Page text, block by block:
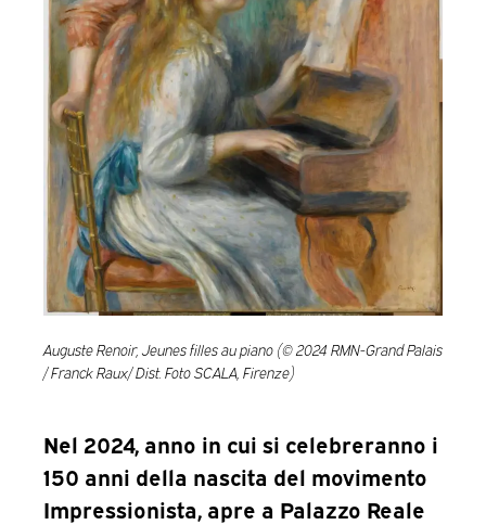
Auguste Renoir, Jeunes filles au piano (© 2024 RMN-Grand Palais
/ Franck Raux/ Dist. Foto SCALA, Firenze)
Nel 2024, anno in cui si celebreranno i
150 anni della nascita del movimento
Impressionista, apre a Palazzo Reale